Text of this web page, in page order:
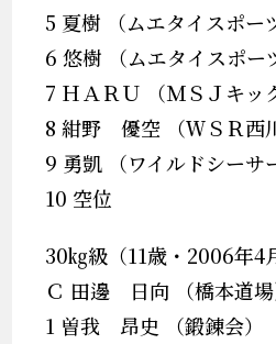
5 夏樹 （ムエタイスポー
6 悠樹 （ムエタイスポー
7 ＨＡＲＵ （ＭＳＪキッ
8 紺野 優空 （ＷＳＲ西
9 勇凱 （ワイルドシーサ
10 空位
30㎏級（11歳・2006年4
Ｃ 田邊 日向 （橋本道場
1 曽我 昂史 （鍛錬会）